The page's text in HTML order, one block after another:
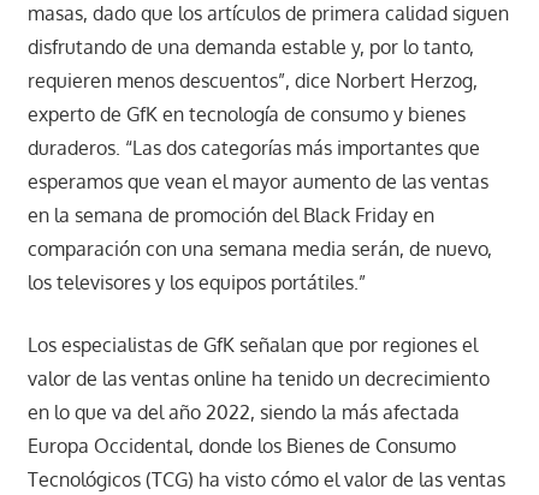
masas, dado que los artículos de primera calidad siguen
disfrutando de una demanda estable y, por lo tanto,
requieren menos descuentos”, dice Norbert Herzog,
experto de GfK en tecnología de consumo y bienes
duraderos. “Las dos categorías más importantes que
esperamos que vean el mayor aumento de las ventas
en la semana de promoción del Black Friday en
comparación con una semana media serán, de nuevo,
los televisores y los equipos portátiles.”
Los especialistas de GfK señalan que por regiones el
valor de las ventas online ha tenido un decrecimiento
en lo que va del año 2022, siendo la más afectada
Europa Occidental, donde los Bienes de Consumo
Tecnológicos (TCG) ha visto cómo el valor de las ventas